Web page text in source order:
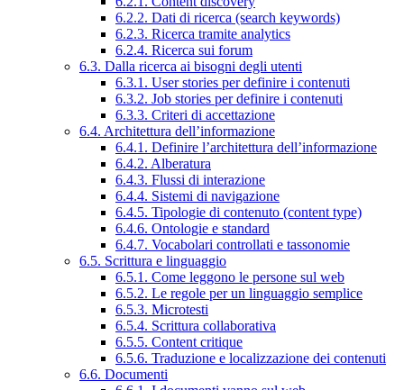
6.2.2. Dati di ricerca (search keywords)
6.2.3. Ricerca tramite analytics
6.2.4. Ricerca sui forum
6.3. Dalla ricerca ai bisogni degli utenti
6.3.1. User stories per definire i contenuti
6.3.2. Job stories per definire i contenuti
6.3.3. Criteri di accettazione
6.4. Architettura dell’informazione
6.4.1. Definire l’architettura dell’informazione
6.4.2. Alberatura
6.4.3. Flussi di interazione
6.4.4. Sistemi di navigazione
6.4.5. Tipologie di contenuto (content type)
6.4.6. Ontologie e standard
6.4.7. Vocabolari controllati e tassonomie
6.5. Scrittura e linguaggio
6.5.1. Come leggono le persone sul web
6.5.2. Le regole per un linguaggio semplice
6.5.3. Microtesti
6.5.4. Scrittura collaborativa
6.5.5. Content critique
6.5.6. Traduzione e localizzazione dei contenuti
6.6. Documenti